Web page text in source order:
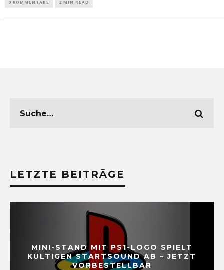
0 KOMMENTARE 2 MIN READ
LETZTE BEITRÄGE
MINI-STAND MIT PS1-LOGO SPIELT
KULTIGEN STARTSOUND AB – JETZT
VORBESTELLBAR